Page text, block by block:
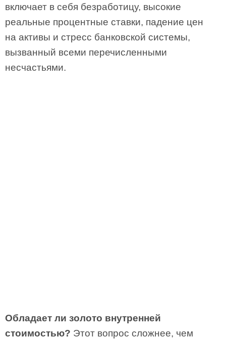
включает в себя безработицу, высокие
реальные процентные ставки, падение цен
на активы и стресс банковской системы,
вызванный всеми перечисленными
несчастьями.
Обладает ли золото внутренней
стоимостью? Этот вопрос сложнее, чем